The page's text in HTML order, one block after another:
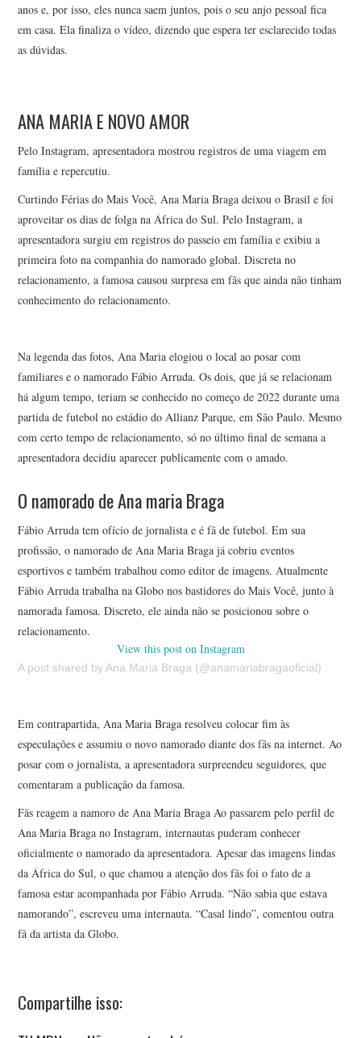
anos e, por isso, eles nunca saem juntos, pois o seu anjo pessoal fica
em casa. Ela finaliza o vídeo, dizendo que espera ter esclarecido todas
as dúvidas.
ANA MARIA E NOVO AMOR
Pelo Instagram, apresentadora mostrou registros de uma viagem em
família e repercutiu.
Curtindo Férias do Mais Você, Ana Maria Braga deixou o Brasil e foi
aproveitar os dias de folga na África do Sul. Pelo Instagram, a
apresentadora surgiu em registros do passeio em família e exibiu a
primeira foto na companhia do namorado global. Discreta no
relacionamento, a famosa causou surpresa em fãs que ainda não tinham
conhecimento do relacionamento.
Na legenda das fotos, Ana Maria elogiou o local ao posar com
familiares e o namorado Fábio Arruda. Os dois, que já se relacionam
há algum tempo, teriam se conhecido no começo de 2022 durante uma
partida de futebol no estádio do Allianz Parque, em São Paulo. Mesmo
com certo tempo de relacionamento, só no último final de semana a
apresentadora decidiu aparecer publicamente com o amado.
O namorado de Ana maria Braga
Fábio Arruda tem ofício de jornalista e é fã de futebol. Em sua
profissão, o namorado de Ana Maria Braga já cobriu eventos
esportivos e também trabalhou como editor de imagens. Atualmente
Fábio Arruda trabalha na Globo nos bastidores do Mais Você, junto à
namorada famosa. Discreto, ele ainda não se posicionou sobre o
relacionamento.
View this post on Instagram
A post shared by Ana Maria Braga (@anamariabragaoficial)
Em contrapartida, Ana Maria Braga resolveu colocar fim às
especulações e assumiu o novo namorado diante dos fãs na internet. Ao
posar com o jornalista, a apresentadora surpreendeu seguidores, que
comentaram a publicação da famosa.
Fãs reagem a namoro de Ana Maria Braga Ao passarem pelo perfil de
Ana Maria Braga no Instagram, internautas puderam conhecer
oficialmente o namorado da apresentadora. Apesar das imagens lindas
da África do Sul, o que chamou a atenção dos fãs foi o fato de a
famosa estar acompanhada por Fábio Arruda. “Não sabia que estava
namorando”, escreveu uma internauta. “Casal lindo”, comentou outra
fã da artista da Globo.
Compartilhe isso: